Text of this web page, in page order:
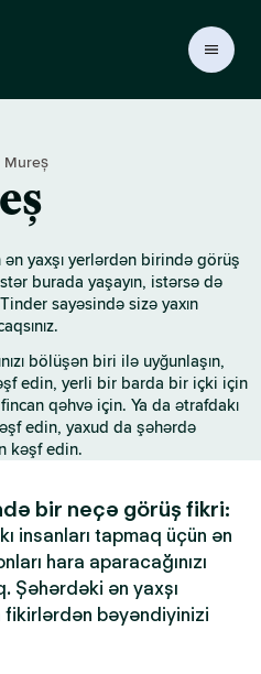
Mureș
yaxşı yerlərdən birində görüş
burada yaşayın, istərsə də
sayəsində sizə yaxın
bölüşən biri ilə uyğunlaşın,
edin, yerli bir barda bir içki için
qəhvə için. Ya da ətrafdakı
edin, yaxud da şəhərdə
kəşf edin.
bir neçə görüş fikri:
insanları tapmaq üçün ən
hara aparacağınızı
Şəhərdəki ən yaxşı
fikirlərdən bəyəndiyinizi